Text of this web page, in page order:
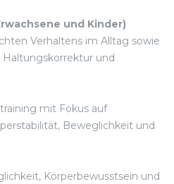
und Kinder)
Verhaltens im Alltag sowie
und
mit Fokus auf
Beweglichkeit und
Körperbewusstsein und